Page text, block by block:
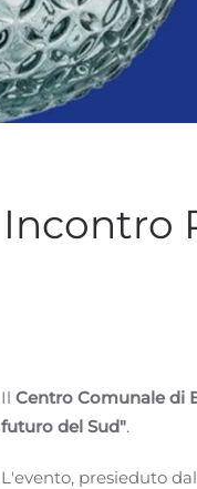
Incontro
Il Centro Comunale di
futuro del Sud".
L'evento, presieduto dal